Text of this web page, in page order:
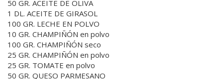
50 GR. ACEITE DE OLIVA
1 DL. ACEITE DE GIRASOL
100 GR. LECHE EN POLVO
10 GR. CHAMPIÑÓN en polvo
100 GR. CHAMPIÑÓN seco
25 GR. CHAMPIÑÓN en polvo
25 GR. TOMATE en polvo
50 GR. QUESO PARMESANO